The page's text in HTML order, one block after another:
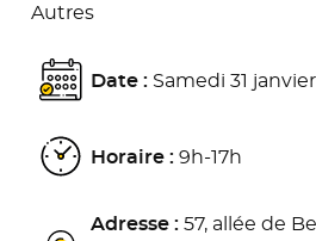
Autres
Date :Samedi 31 janvier
Horaire :9h-17h
Adresse :57, allée de